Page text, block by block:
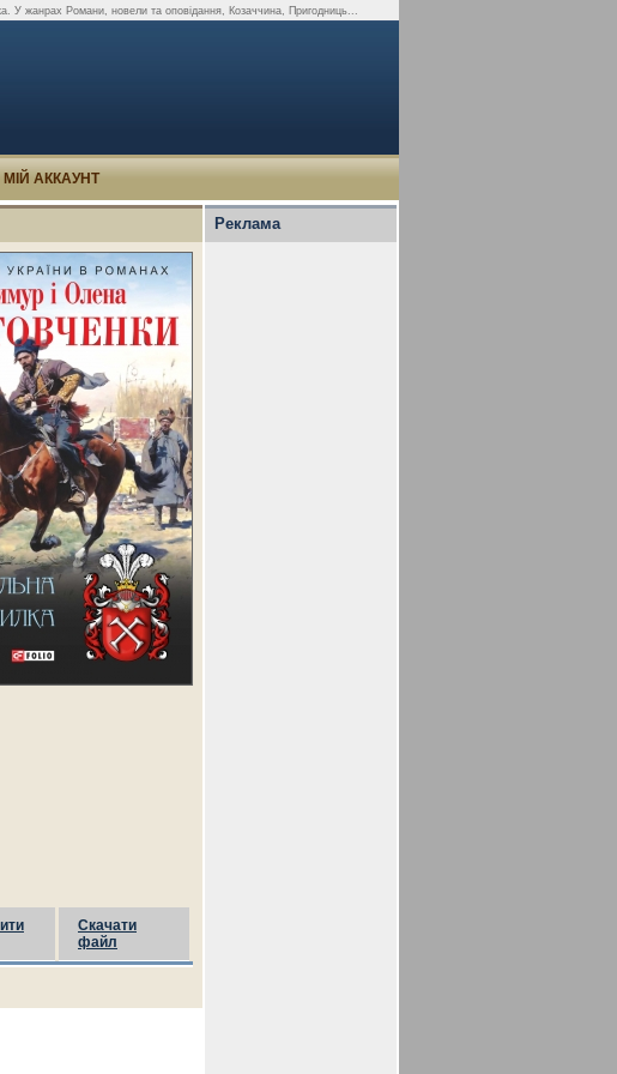
У жанрах Романи, новели та оповідання, Козаччина, Пригодниць...
МІЙ АККАУНТ
Скачати
файл
Реклама